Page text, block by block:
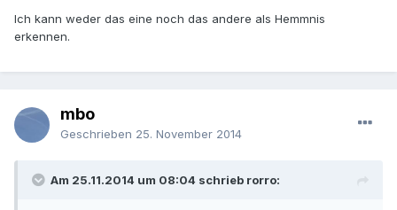
Ich kann weder das eine noch das andere als Hemmnis
erkennen.
mbo
Geschrieben 25. November 2014
Am 25.11.2014 um 08:04 schrieb rorro: